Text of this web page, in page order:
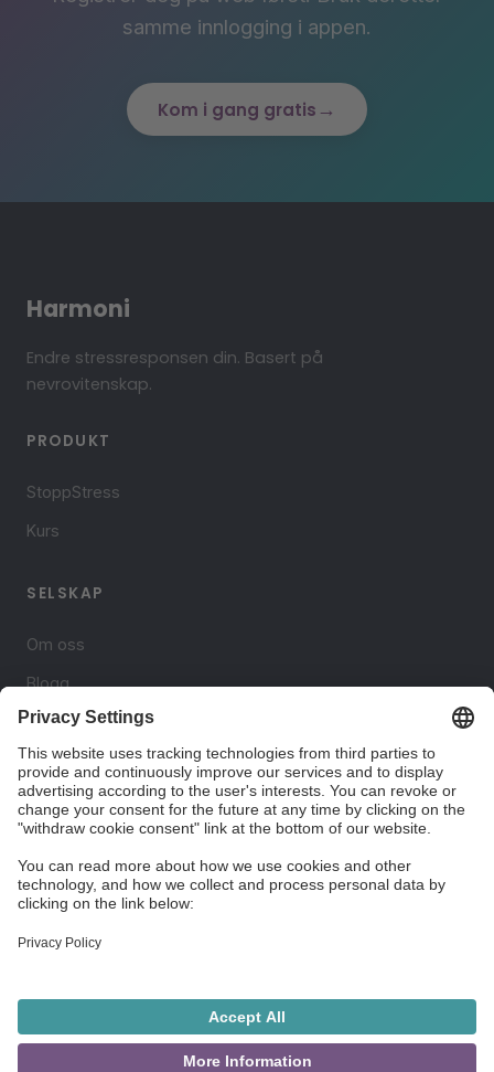
samme innlogging i appen.
Kom i gang gratis →
Harmoni
Endre stressresponsen din. Basert på
nevrovitenskap.
PRODUKT
StoppStress
Kurs
SELSKAP
Om oss
Blogg
Kontakt
JURIDISK
Personvern
Brukervilkår
Ansvarsfraskrivelse
BestSolution
Harmoni er et trenings- og støtteverktøy, ikke
behandling. Ved akutt krise: 113 / Mental Helse 116